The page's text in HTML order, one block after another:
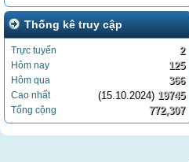
Thống kê truy cập
Trực tuyến 2
Hôm nay 125
Hôm qua 366
Cao nhất (15.10.2024) 19745
Tổng cộng 772,307